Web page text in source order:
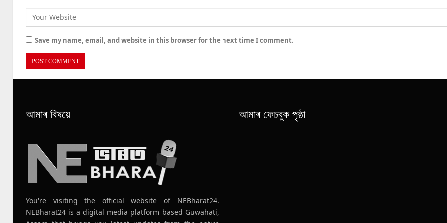
Save my name, email, and website in this browser for the next time I comment.
আমাৰ বিষয়ে
You're visiting the official website of NEBharat24.
NEBharat24 is a digital media platform based Guwahati,
আমাৰ ফেচবুক পৃষ্ঠা